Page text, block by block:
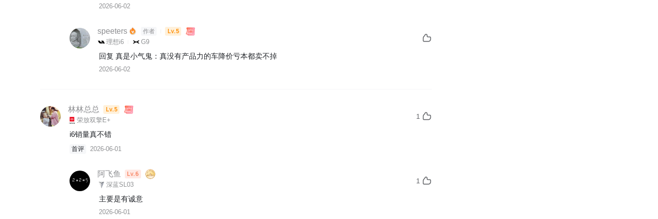
2026-06-02
speeters 作者 Lv.5
理想i6 G9
回复 真是小气鬼 ： 真没有产品力的车降价亏本都卖不掉
2026-06-02
林林总总 Lv.5
荣放双擎E+ 1
i6销量真不错
首评 2026-06-01
阿飞鱼 Lv.6
深蓝SL03 1
主要是有诚意
2026-06-01